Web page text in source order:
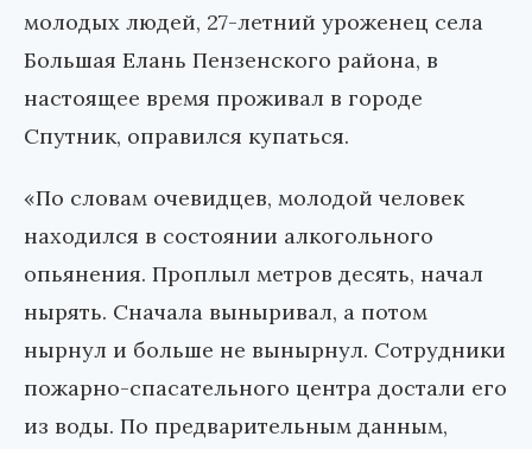
молодых людей, 27-летний уроженец села
Большая Елань Пензенского района, в
настоящее время проживал в городе
Спутник, оправился купаться.
«По словам очевидцев, молодой человек
находился в состоянии алкогольного
опьянения. Проплыл метров десять, начал
нырять. Сначала выныривал, а потом
нырнул и больше не вынырнул. Сотрудники
пожарно-спасательного центра достали его
из воды. По предварительным данным,